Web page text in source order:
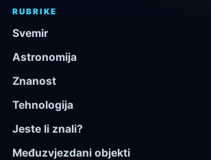
RUBRIKE
Svemir
Astronomija
Znanost
Tehnologija
Jeste li znali?
Međuzvjezdani objekti